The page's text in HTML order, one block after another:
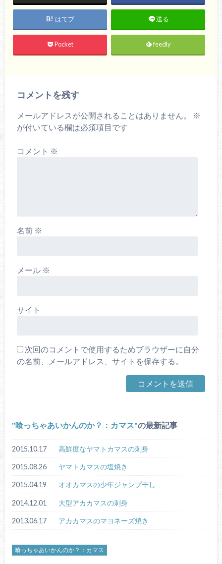
はてブ 送る
Pocket feedly
コメントを残す
メールアドレスが公開されることはありません。
※
が付いている欄は必須項目です
コメント ※
名前 ※
メール ※
サイト
次回のコメントで使用するためブラウザーに自分
の名前、メールアドレス、サイトを保存する。
喰っちゃあいかんのか？：カマス の最新記事
2015.10.17 高鮮度なヤマトカマスの刺身
2015.08.26 ヤマトカマスの塩焼き
2015.04.19 オオカマスの少年ジャンプ干し
2014.12.01 大型アカカマスの刺身
2013.06.17 アカカマスのマヨネーズ焼き
喰っちゃあいかんのか？：カマス